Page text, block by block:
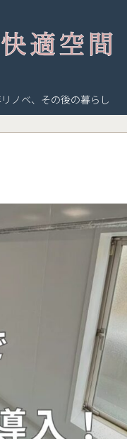
ノベ、その後の暮らし